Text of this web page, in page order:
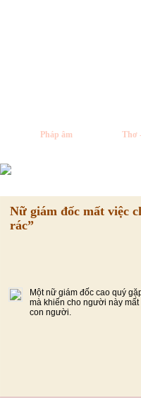
Pháp âm Thơ
hiệu nhất không chỉ cho
Nữ giám đốc mất việc
rác”
Một nữ giám đốc cao quý
mà khiến cho người này
con người.